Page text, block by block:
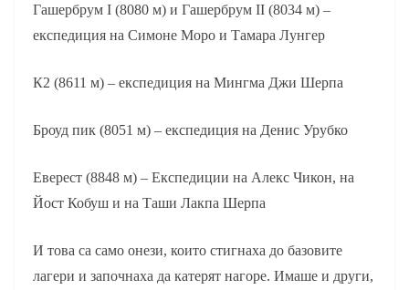
Гашербрум I (8080 м) и Гашербрум II (8034 м) –
експедиция на Симоне Моро и Тамара Лунгер
К2 (8611 м) – експедиция на Мингма Джи Шерпа
Броуд пик (8051 м) – експедиция на Денис Урубко
Еверест (8848 м) – Експедиции на Алекс Чикон, на
Йост Кобуш и на Таши Лакпа Шерпа
И това са само онези, които стигнаха до базовите
лагери и започнаха да катерят нагоре. Имаше и други,